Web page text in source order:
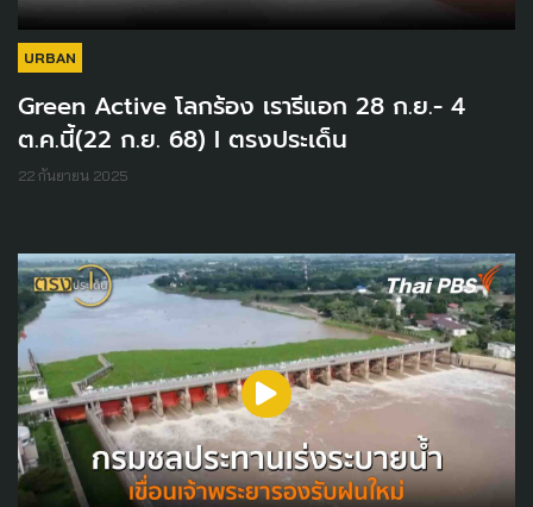
URBAN
Green Active โลกร้อง เรารีแอก 28 ก.ย.- 4
ต.ค.นี้(22 ก.ย. 68) I ตรงประเด็น
22 กันยายน 2025